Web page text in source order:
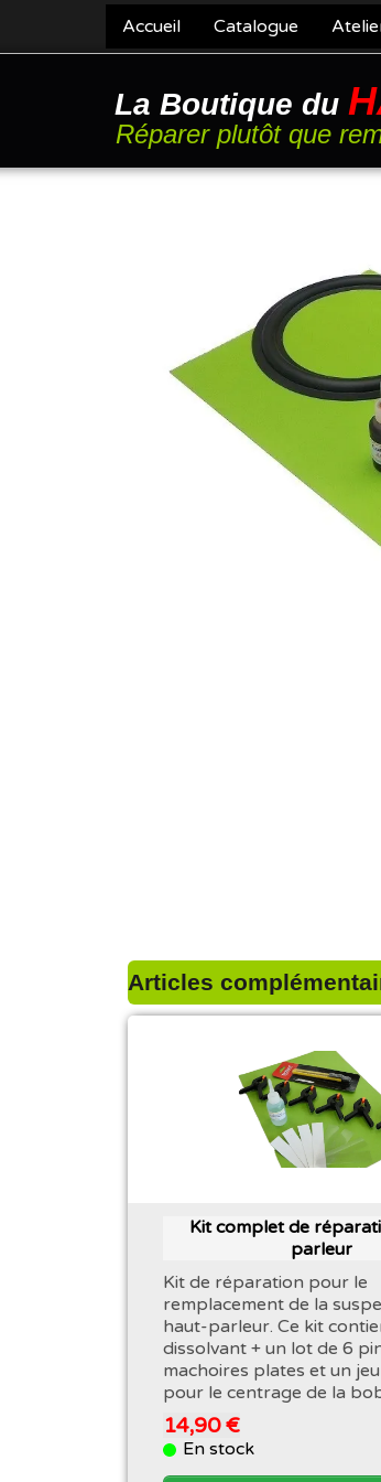
Accueil Catalogue
La Boutique du
Réparer plutôt que
Articles
Kit complet de
parleur
Kit de réparation pour le
remplacement de la
haut-parleur. Ce kit
dissolvant + un lot de 6
machoires plates et un
pour le centrage de la
14,90 €
En stock